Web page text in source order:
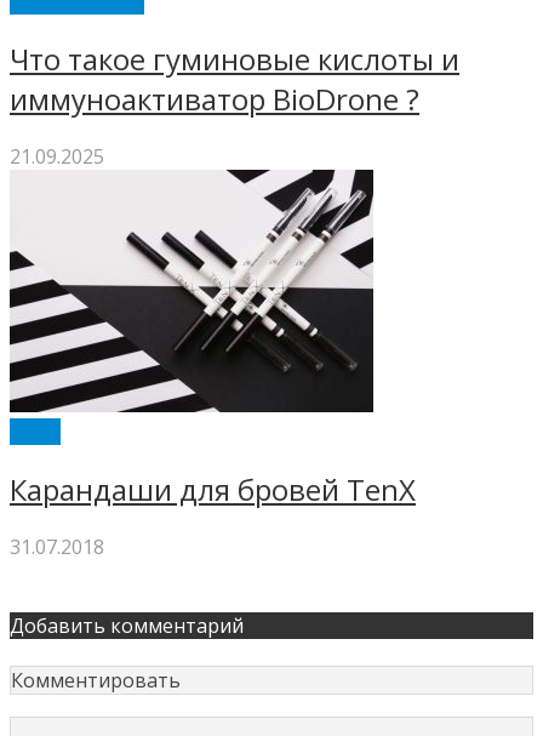
Что такое гуминовые кислоты и
иммуноактиватор BioDrone ?
21.09.2025
Карандаши для бровей TenX
31.07.2018
Добавить комментарий
Комментировать